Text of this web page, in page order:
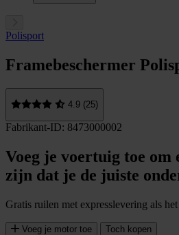
Polisport
Framebeschermer
4.9 (25)
Fabrikant-ID: 8473000002
Voeg je voertuig toe om
zijn dat je de juiste
Gratis ruilen met expresslevering als
Voeg je motor toe Toch kopen